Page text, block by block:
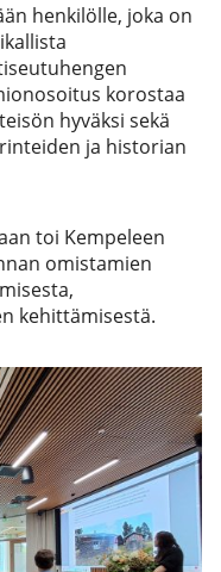
henkilölle, joka on
korostaa
hyväksi sekä
ja historian
toi Kempeleen
omistamien
kehittämisestä.